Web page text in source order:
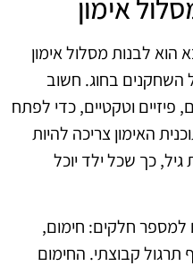
אימון
לבנות מסלול אימון
השחקנים בחוג. חשוב
פיזיים וטקטיים, כדי לפתח
האימון צריכה להיות
כך שכל ילד יוכל
למספר חלקים: חימום,
תרגול קבוצתי. החימום